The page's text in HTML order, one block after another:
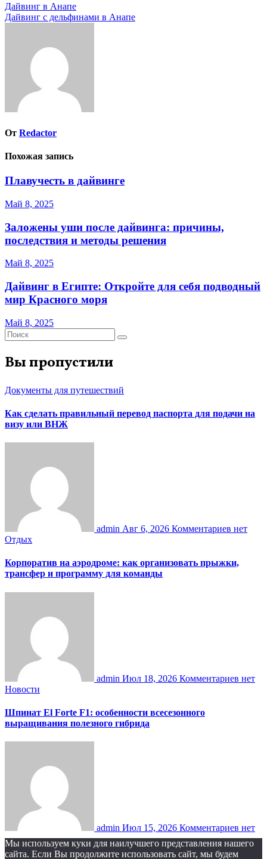
Навигация
по
Дайвинг в Анапе
Дайвинг с дельфинами в Анапе
От Redactor
Похожая запись
Плавучесть в дайвинге
Май 8, 2025
Заложены уши после дайвинга: причины,
последствия и методы решения
Май 8, 2025
Дайвинг в Египте: Откройте для себя подводный
мир Красного моря
Май 8, 2025
Вы пропустили
Документы для путешествий
Как сделать правильный перевод паспорта для подачи на
визу или ВНЖ
admin Авг 6, 2026 Комментариев нет
Отдых
Корпоратив на аэродроме: как организовать прыжки,
трансфер и программу для команды
admin Июл 18, 2026 Комментариев нет
Новости
Шпинат El Forte F1: особенности всесезонного
выращивания полезного гибрида
admin Июл 15, 2026 Комментариев нет
Мы используем куки для наилучшего представления нашего
сайта. Если Вы продолжите использовать сайт, мы будем